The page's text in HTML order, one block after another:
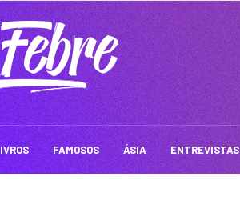
FAMOSOS ÁSIA ENTREVISTAS